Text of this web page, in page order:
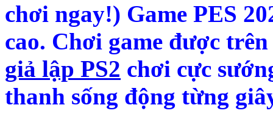
chơi ngay!) Game PES
cao. Chơi game được
giả lập PS2 chơi cực
thanh sống động từng